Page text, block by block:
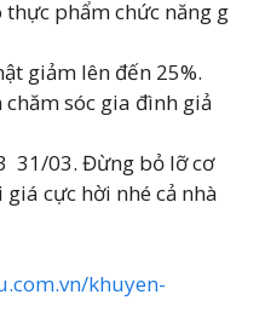
phẩm chức năng g
giảm lên đến 25%.
sóc gia đình giả
31/03. Đừng bỏ lỡ cơ
cực hời nhé cả nhà
khuyen-